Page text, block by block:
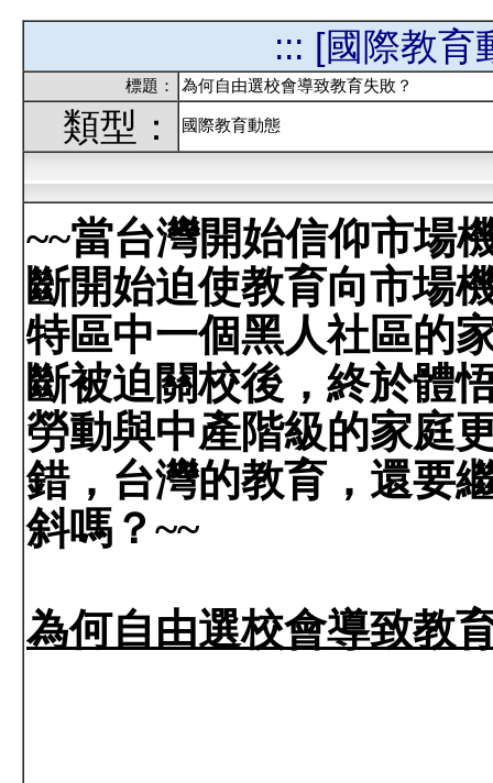
::: [國際教育
標題： 為何自由選校會導致教育失敗？
類型： 國際教育動態
~~當台灣開始信仰市場
斷開始迫使教育向市場
特區中一個黑人社區的
斷被迫關校後，終於體
勞動與中產階級的家庭
錯，台灣的教育，還要
斜嗎？ ~~
為何自由選校會導致教